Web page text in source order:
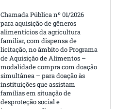
Chamada Pública nº 01/2026
para aquisição de gêneros
alimentícios da agricultura
familiar, com dispensa de
licitação, no âmbito do Programa
de Aquisição de Alimentos –
modalidade compra com doação
simultânea – para doação às
instituições que assistam
famílias em situação de
desproteção social e